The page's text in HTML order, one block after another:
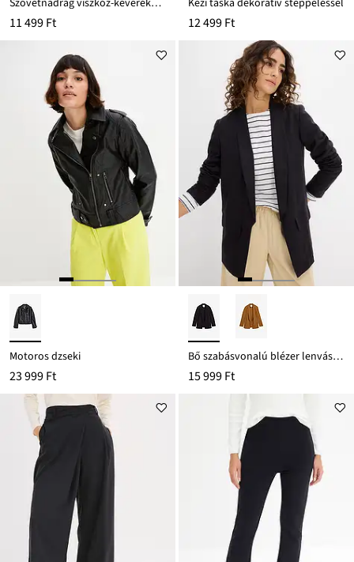
Szövetnadrág viszkóz-keverékből
11 499 Ft
Kézi táska dekoratív steppeléssel
12 499 Ft
Motoros dzseki
23 999 Ft
Bő szabásvonalú blézer lenvászon-viszkóz keverékből
15 999 Ft